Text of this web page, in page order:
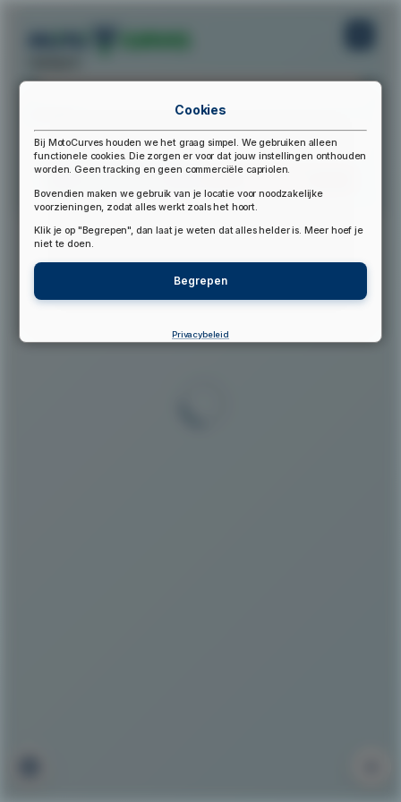
▲
Cookies
Bij MotoCurves houden we het graag simpel. We gebruiken alleen
functionele cookies. Die zorgen er voor dat jouw instellingen onthouden
worden. Geen tracking en geen commerciële capriolen.
Bovendien maken we gebruik van je locatie voor noodzakelijke
voorzieningen, zodat alles werkt zoals het hoort.
Klik je op "Begrepen", dan laat je weten dat alles helder is. Meer hoef je
niet te doen.
Begrepen
Privacybeleid